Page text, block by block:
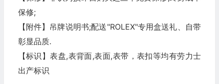
保修;
【附件】吊牌说明书;配送"ROLEX"专用盒送礼、自带
彰显品质.
【标识】表盘,表背面,表面,表带，表扣等均有劳力士
出产标识